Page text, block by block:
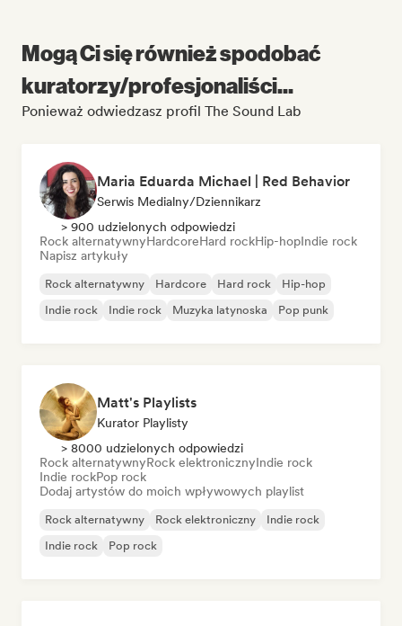
Mogą Ci się również spodobać
kuratorzy/profesjonaliści...
Ponieważ odwiedzasz profil The Sound Lab
Maria Eduarda Michael | Red Behavior
Serwis Medialny/Dziennikarz
> 900 udzielonych odpowiedzi
Rock alternatywnyHardcoreHard rockHip-hopIndie rock
Napisz artykuły
Rock alternatywny Hardcore Hard rock
Hip-hop
Indie rock
Indie rock Muzyka latynoska Pop punk
Matt's Playlists
Kurator Playlisty
> 8000 udzielonych odpowiedzi
Rock alternatywnyRock elektronicznyIndie rock
Indie rockPop rock
Dodaj artystów do moich wpływowych playlist
Rock alternatywny Rock elektroniczny
Indie rock
Indie rock
Pop rock